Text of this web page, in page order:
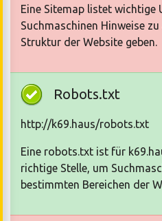
Eine Sitemap listet wichtige
Suchmaschinen Hinweise
Struktur der Website geben.
Robots.txt
http://k69.haus/robots.txt
Eine robots.txt ist für
richtige Stelle, um
bestimmten Bereichen der